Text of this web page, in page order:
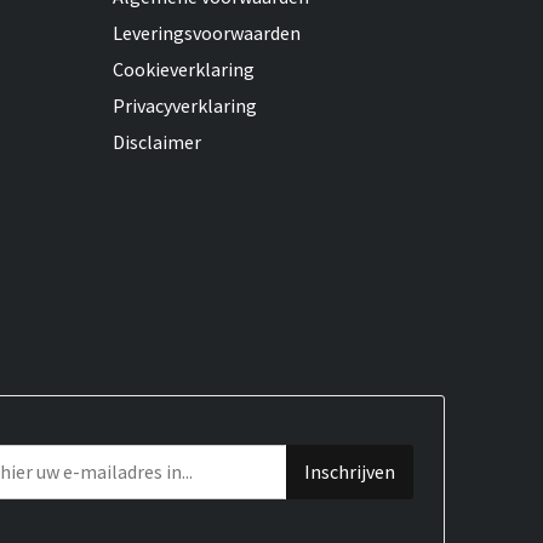
Leveringsvoorwaarden
Cookieverklaring
Privacyverklaring
Disclaimer